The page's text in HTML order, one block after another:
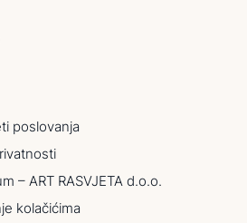
poslovanja
– ART RASVJETA d.o.o.
kolačićima